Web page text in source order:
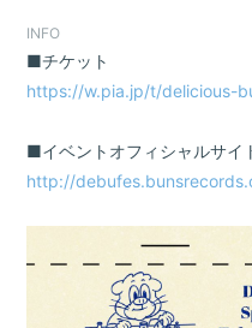
INFO
■チケット
https://w.pia.jp/t/delicious-
■イベントオフィシャルサイ
http://